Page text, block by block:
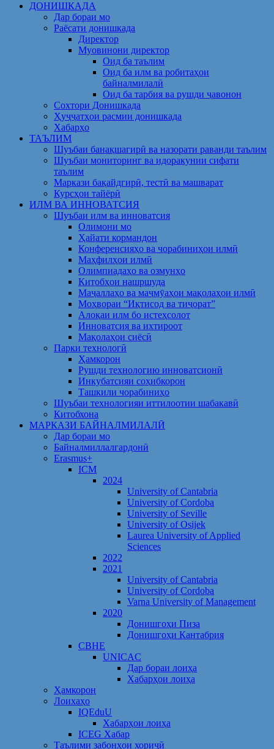
ДОНИШКАДА
Дар бораи мо
Раёсати донишкада
Директор
Муовинони директор
Оид ба таълим
Оид ба илм ва робитаҳои
байналмилалӣ
Оид ба тарбия ва рушди ҷавонон
Сохтори Донишкада
Ҳуҷҷатҳои расмии донишкада
Хабарҳо
ТАЪЛИМ
Шуъбаи банақшагирӣ ва назорати раванди таълим
Шуъбаи мониторинг ва идоракунии сифати
таълим
Маркази бақайдгирӣ, тестӣ ва машварат
Курсҳои тайёрӣ
ИЛМ ВА ИННОВАТСИЯ
Шуъбаи илм ва инноватсия
Олимони мо
Ҳайати кормандон
Конференсияҳо ва чорабиниҳои илмӣ
Маҳфилҳои илмӣ
Олимпиадаҳо ва озмунҳо
Китобҳои нашршуда
Маҷаллаҳо ва маҷмӯаҳои мақолаҳои илмӣ
Моҳвораи “Иқтисод ва тиҷорат”
Алоқаи илм бо истеҳсолот
Инноватсия ва ихтироот
Мақолаҳои сиёсӣ
Парки технологӣ
Ҳамкорон
Рушди технологию инноватсионӣ
Инкубатсияи соҳибкорон
Ташкили чорабиниҳо
Шуъбаи технологияи иттилоотии шабакавӣ
Китобхона
МАРКАЗИ БАЙНАЛМИЛАЛӢ
Дар бораи мо
Байналмиллалгардонӣ
Erasmus+
ICM
2024
University of Cantabria
University of Cordoba
University of Seville
University of Osijek
Laurea University of Applied
Sciences
2022
2021
University of Cantabria
University of Cordoba
Varna University of Management
2020
Донишгоҳи Пиза
Донишгоҳи Кантабрия
CBHE
UNICAC
Дар бораи лоиҳа
Хабарҳои лоиҳа
Ҳамкорон
Лоихаҳо
IQEduU
Хабарҳои лоиҳа
ICEG Хабар
Таълими забонҳои хориҷӣ